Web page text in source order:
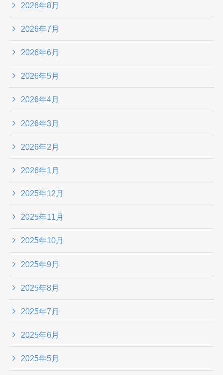
2026年8月
2026年7月
2026年6月
2026年5月
2026年4月
2026年3月
2026年2月
2026年1月
2025年12月
2025年11月
2025年10月
2025年9月
2025年8月
2025年7月
2025年6月
2025年5月